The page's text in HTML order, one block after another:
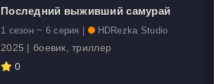
Последний выживший самурай
1 сезон ~ 6 серия | HDRezka Studio
2025 | боевик, триллер
0